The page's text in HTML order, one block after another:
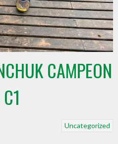
CAMPEON
Uncategorized